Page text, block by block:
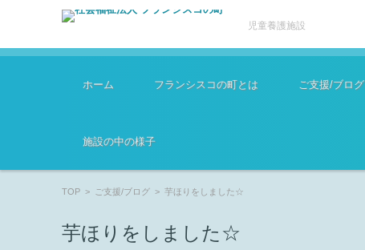
児童養護施設
コンテンツに移動
ホーム フランシスコの町とは ご支援/ブログ
施設の中の様子
TOP > ご支援/ブログ > 芋ほりをしました☆
芋ほりをしました☆